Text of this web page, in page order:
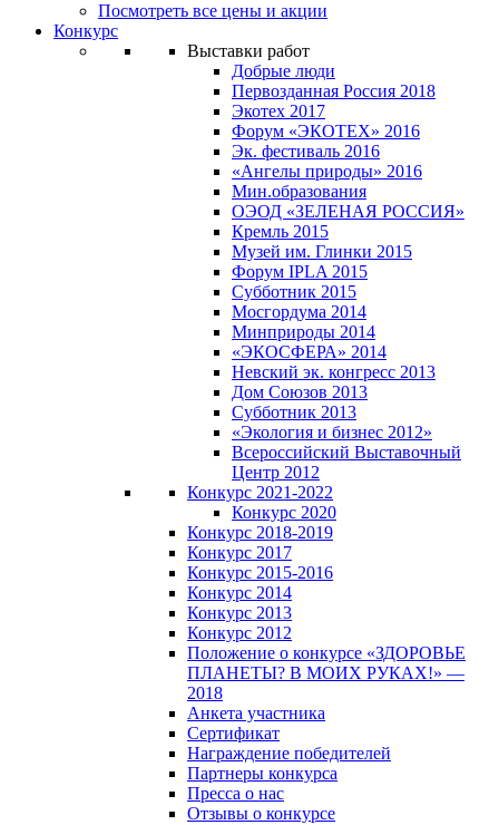
Посмотреть все цены и акции
Конкурс
Выставки работ
Добрые люди
Первозданная Россия 2018
Экотех 2017
Форум «ЭКОТЕХ» 2016
Эк. фестиваль 2016
«Ангелы природы» 2016
Мин.образования
ОЭОД «ЗЕЛЕНАЯ РОССИЯ»
Кремль 2015
Музей им. Глинки 2015
Форум IPLA 2015
Субботник 2015
Мосгордума 2014
Минприроды 2014
«ЭКОСФЕРА» 2014
Невский эк. конгресс 2013
Дом Союзов 2013
Субботник 2013
«Экология и бизнес 2012»
Всероссийский Выставочный
Центр 2012
Конкурс 2021-2022
Конкурс 2020
Конкурс 2018-2019
Конкурс 2017
Конкурс 2015-2016
Конкурс 2014
Конкурс 2013
Конкурс 2012
Положение о конкурсе «ЗДОРОВЬЕ
ПЛАНЕТЫ? В МОИХ РУКАХ!» —
2018
Анкета участника
Сертификат
Награждение победителей
Партнеры конкурса
Пресса о нас
Отзывы о конкурсе